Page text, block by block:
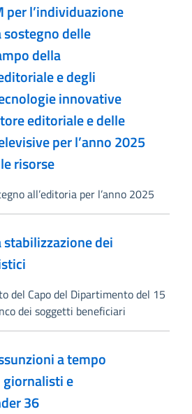
per l’individuazione
delle
della
e degli
innovative
editoriale e delle
per l’anno 2025
risorse
all’editoria per l’anno 2025
dei
del Capo del Dipartimento del 15
dei soggetti beneficiari
a tempo
e
36